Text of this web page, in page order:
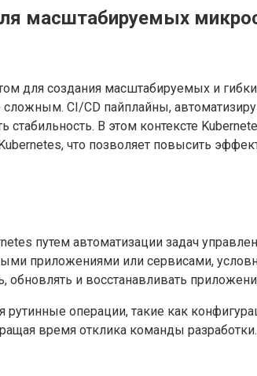
масштабируемых
для создания масштабируемых и
сложным. CI/CD пайплайны,
стабильность. В этом контексте
что позволяет повысить
путем автоматизации задач
приложениями или сервисами,
обновлять и восстанавливать
операции, такие как
время отклика команды разработки.